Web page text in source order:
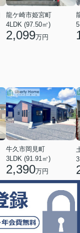
龍ケ崎市姫宮町
4LDK (97.50㎡)
2,099万円
牛久市岡見町
3LDK (91.91㎡)
2,390万円